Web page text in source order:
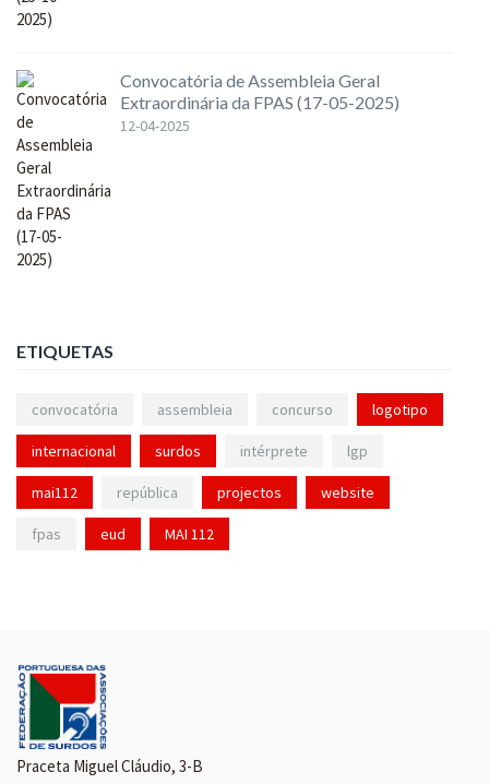
Convocatória de Assembleia Geral
Extraordinária da FPAS (17-05-2025)
12-04-2025
ETIQUETAS
convocatória assembleia concurso logotipo
internacional surdos intérprete lgp
mai112 república projectos website
fpas eud MAI 112
Praceta Miguel Cláudio, 3-B